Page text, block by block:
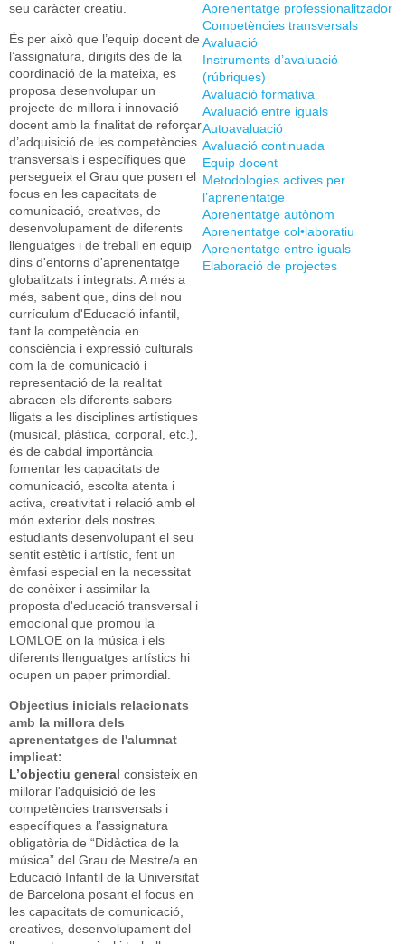
seu caràcter creatiu.
És per això que l’equip docent de
l’assignatura, dirigits des de la
coordinació de la mateixa, es
proposa desenvolupar un
projecte de millora i innovació
docent amb la finalitat de reforçar
d’adquisició de les competències
transversals i específiques que
persegueix el Grau que posen el
focus en les capacitats de
comunicació, creatives, de
desenvolupament de diferents
llenguatges i de treball en equip
dins d'entorns d'aprenentatge
globalitzats i integrats. A més a
més, sabent que, dins del nou
currículum d'Educació infantil,
tant la competència en
consciència i expressió culturals
com la de comunicació i
representació de la realitat
abracen els diferents sabers
lligats a les disciplines artístiques
(musical, plàstica, corporal, etc.),
és de cabdal importància
fomentar les capacitats de
comunicació, escolta atenta i
activa, creativitat i relació amb el
món exterior dels nostres
estudiants desenvolupant el seu
sentit estètic i artístic, fent un
èmfasi especial en la necessitat
de conèixer i assimilar la
proposta d'educació transversal i
emocional que promou la
LOMLOE on la música i els
diferents llenguatges artístics hi
ocupen un paper primordial.
Objectius inicials relacionats
amb la millora dels
aprenentatges de l'alumnat
implicat:
L’objectiu general consisteix en
millorar l'adquisició de les
competències transversals i
específiques a l’assignatura
obligatòria de “Didàctica de la
música” del Grau de Mestre/a en
Educació Infantil de la Universitat
de Barcelona posant el focus en
les capacitats de comunicació,
creatives, desenvolupament del
Aprenentatge professionalitzador
Competències transversals
Avaluació
Instruments d’avaluació
(rúbriques)
Avaluació formativa
Avaluació entre iguals
Autoavaluació
Avaluació continuada
Equip docent
Metodologies actives per
l’aprenentatge
Aprenentatge autònom
Aprenentatge col•laboratiu
Aprenentatge entre iguals
Elaboració de projectes